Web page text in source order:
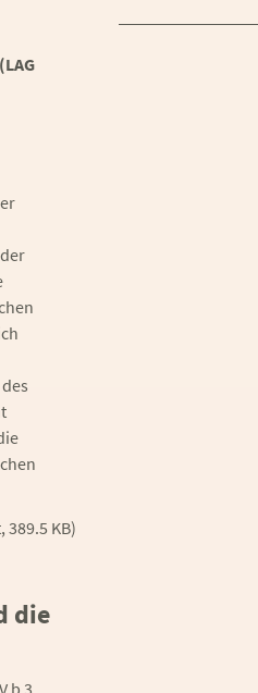
389.5 KB)
die
b 3